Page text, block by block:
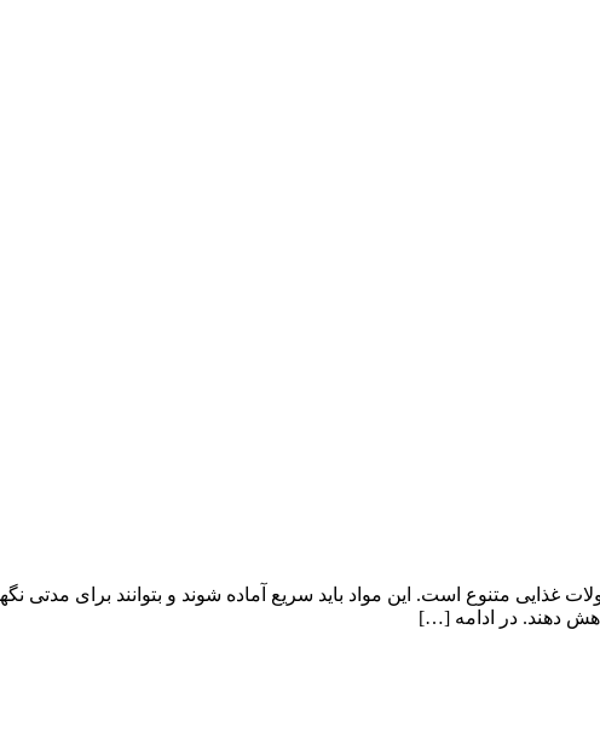
غذایی متنوع است. این مواد باید سریع آماده شوند و بتوانند برای مدتی
دهند. در ادامه […]